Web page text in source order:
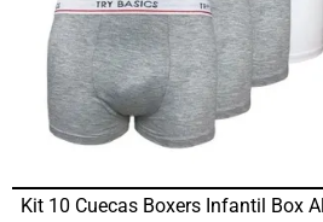
Kit 10 Cuecas Boxers Infantil Box